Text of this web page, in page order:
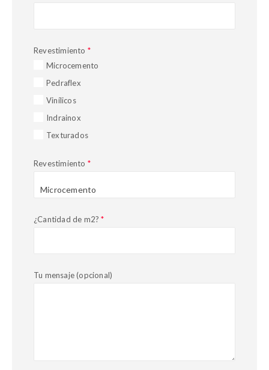
Revestimiento *
Microcemento
Pedraflex
Vinílicos
Indrainox
Texturados
Revestimiento *
¿Cantidad de m2?*
Tu mensaje (opcional)